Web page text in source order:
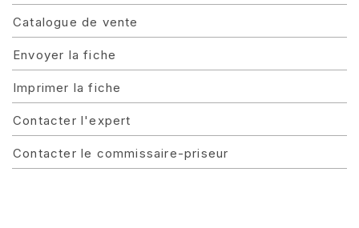
Catalogue de vente
Envoyer la fiche
Imprimer la fiche
Contacter l'expert
Contacter le commissaire-priseur